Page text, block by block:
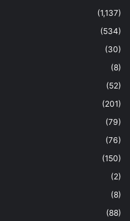
(1,137)
(534)
(30)
(8)
(52)
(201)
(79)
(76)
(150)
(2)
(8)
(88)